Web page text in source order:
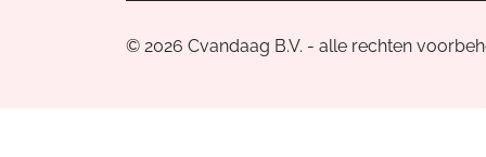
© 2026 Cvandaag B.V. - alle rechten